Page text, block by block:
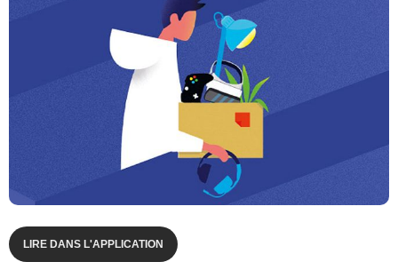
LIRE DANS L'APPLICATION